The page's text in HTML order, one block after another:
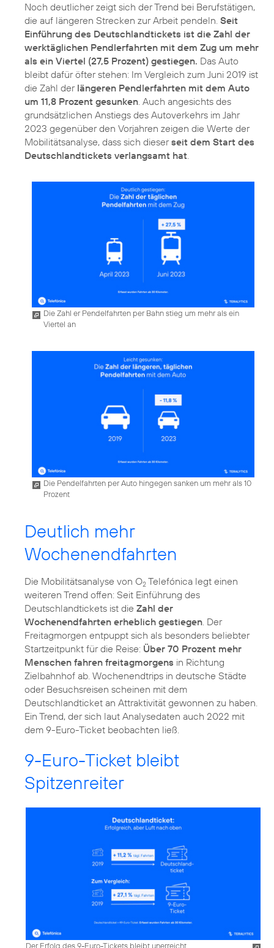
Noch deutlicher zeigt sich der Trend bei Berufstätigen,
die auf längeren Strecken zur Arbeit pendeln. Seit
Einführung des Deutschlandtickets ist die Zahl der
werktäglichen Pendlerfahrten mit dem Zug um mehr
als ein Viertel (27,5 Prozent) gestiegen. Das Auto
bleibt dafür öfter stehen: Im Vergleich zum Juni 2019 ist
die Zahl der längeren Pendlerfahrten mit dem Auto
um 11,8 Prozent gesunken. Auch angesichts des
grundsätzlichen Anstiegs des Autoverkehrs im Jahr
2023 gegenüber den Vorjahren zeigen die Werte der
Mobilitätsanalyse, dass sich dieserseit dem Start des
Deutschlandtickets verlangsamt hat.
Die Zahl er Pendelfahrten per Bahn stieg um mehr als ein
Viertel an
Die Pendelfahrten per Auto hingegen sanken um mehr als 10
Prozent
Deutlich mehr
Wochenendfahrten
Die Mobilitätsanalyse von O2 Telefónica legt einen
weiteren Trend offen: Seit Einführung des
Deutschlandtickets ist die Zahl der
Wochenendfahrten erheblich gestiegen . Der
Freitagmorgen entpuppt sich als besonders beliebter
Startzeitpunkt für die Reise: Über 70 Prozent mehr
Menschen fahren freitagmorgens in Richtung
Zielbahnhof ab. Wochenendtrips in deutsche Städte
oder Besuchsreisen scheinen mit dem
Deutschlandticket an Attraktivität gewonnen zu haben.
Ein Trend, der sich laut Analysedaten auch 2022 mit
dem 9-Euro-Ticket beobachten ließ.
9-Euro-Ticket bleibt
Spitzenreiter
Der Erfolg des 9-Euro-Tickets bleibt unerreicht